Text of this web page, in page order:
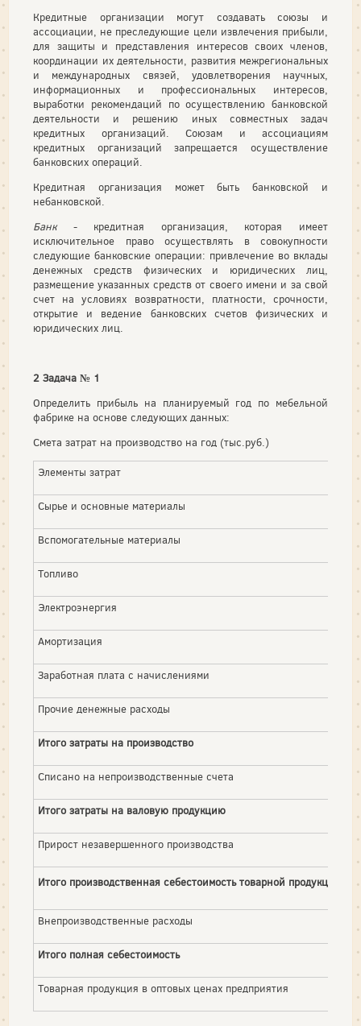
Кредитные организации могут создавать союзы и
ассоциации, не преследующие цели извлечения прибыли,
для защиты и представления интересов своих членов,
координации их деятельности, развития межрегиональных
и международных связей, удовлетворения научных,
информационных и профессиональных интересов,
выработки рекомендаций по осуществлению банковской
деятельности и решению иных совместных задач
кредитных организаций. Союзам и ассоциациям
кредитных организаций запрещается осуществление
банковских операций.
Кредитная организация может быть банковской и
небанковской.
Банк - кредитная организация, которая имеет
исключительное право осуществлять в совокупности
следующие банковские операции: привлечение во вклады
денежных средств физических и юридических лиц,
размещение указанных средств от своего имени и за свой
счет на условиях возвратности, платности, срочности,
открытие и ведение банковских счетов физических и
юридических лиц.
2 Задача № 1
Определить прибыль на планируемый год по мебельной
фабрике на основе следующих данных:
Смета затрат на производство на год (тыс.руб.)
Элементы затрат
Сырье и основные материалы
Вспомогательные материалы
Топливо
Электроэнергия
Амортизация
Заработная плата с начислениями
Прочие денежные расходы
Итого затраты на производство
Списано на непроизводственные счета
Итого затраты на валовую продукцию
Прирост незавершенного производства
Итого производственная себестоимость товарной продукции
Внепроизводственные расходы
Итого полная себестоимость
Товарная продукция в оптовых ценах предприятия